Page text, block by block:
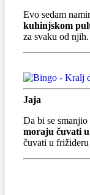
Evo sedam
kuhinjskom
za svaku od njih.
Jaja
Da bi se smanjio
moraju čuvati
čuvati u